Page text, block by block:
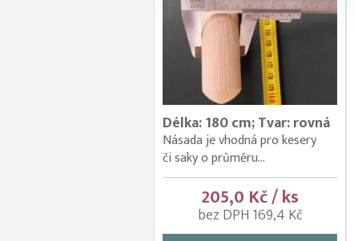
Délka: 180 cm; Tvar: rovná
Násada je vhodná pro kesery
či saky o průměru...
205,0 Kč / ks
bez DPH 169,4 Kč